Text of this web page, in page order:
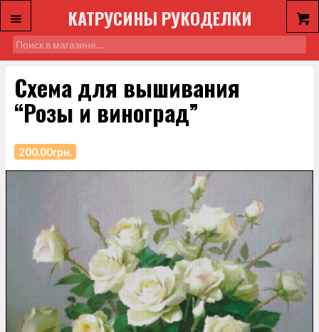
КАТРУСИНЫ РУКОДЕЛКИ
Схема для вышивания
“Розы и виноград”
200.00грн.